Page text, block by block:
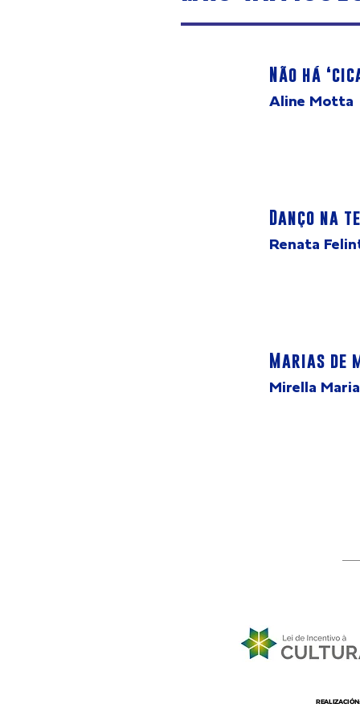
Não há
Aline Motta
Danço na
Renata
Marias de
Mirella Maria
REALIZACIÓN: